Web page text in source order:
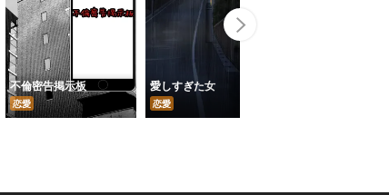
不倫密告掲示板
恋愛
愛しすぎた女
恋愛